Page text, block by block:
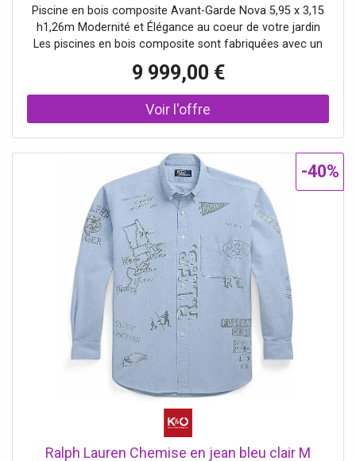
Piscine en bois composite Avant-Garde Nova 5,95 x 3,15
h1,26m Modernité et Élégance au coeur de votre jardin
Les piscines en bois composite sont fabriquées avec un
pour créer une structure plus robuste , durable et facile
d'entretien. Avec la s
9 999,00 €
Ralph Lauren Chemise en jean bleu clair M
-40%